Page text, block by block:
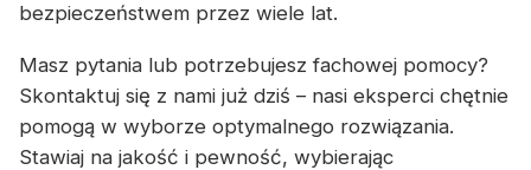
bezpieczeństwem przez wiele lat.
Masz pytania lub potrzebujesz fachowej pomocy?
Skontaktuj się z nami już dziś – nasi eksperci chętnie
pomogą w wyborze optymalnego rozwiązania.
Stawiaj na jakość i pewność, wybierając